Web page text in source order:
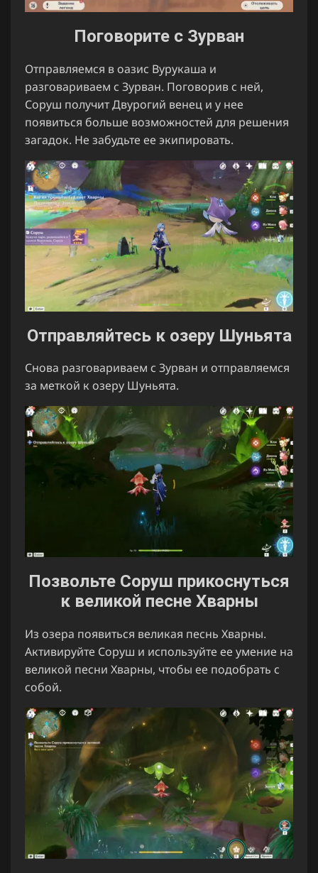
Поговорите с Зурван
Отправляемся в оазис Вурукаша и
разговариваем с Зурван. Поговорив с ней,
Соруш получит Двурогий венец и у нее
появиться больше возможностей для решения
загадок. Не забудьте ее экипировать.
Отправляйтесь к озеру Шуньята
Снова разговариваем с Зурван и отправляемся
за меткой к озеру Шуньята.
Позвольте Соруш прикоснуться
к великой песне Хварны
Из озера появиться великая песнь Хварны.
Активируйте Соруш и используйте ее умение на
великой песни Хварны, чтобы ее подобрать с
собой.